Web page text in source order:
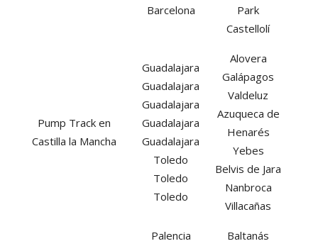
Barcelona
Park
Castellolí
Pump Track en
Castilla la Mancha
Guadalajara
Guadalajara
Guadalajara
Guadalajara
Guadalajara
Toledo
Toledo
Toledo
Alovera
Galápagos
Valdeluz
Azuqueca de
Henarés
Yebes
Belvis de Jara
Nanbroca
Villacañas
Palencia
Baltanás